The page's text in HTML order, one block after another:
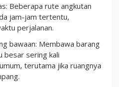
Beberapa rute angkutan
jam-jam tertentu,
perjalanan.
bawaan: Membawa barang
besar sering kali
terutama jika ruangnya